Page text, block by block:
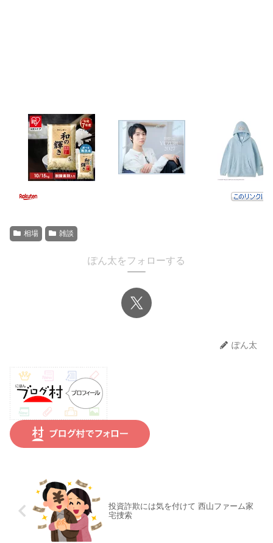
相場 雑談
ぽん太をフォローする
ぽん太
投資詐欺には気を付けて 西山ファーム家
宅捜索